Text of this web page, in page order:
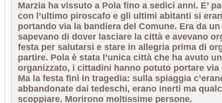
Marzia ha vissuto a Pola fino a sedici anni. E’
con l’ultimo piroscafo e gli ultimi abitanti si
portando via la bandiera del Comune. Era da
sapevano di dover lasciare la città e avevano
festa per salutarsi e stare in allegria prima di
partire. Pola è stata l’unica città che ha avuto
organizzato, i cittadini hanno potuto portare via
Ma la festa finì in tragedia: sulla spiaggia
abbandonate dai tedeschi, erano inerti ma
scoppiare. Morirono moltissime persone.